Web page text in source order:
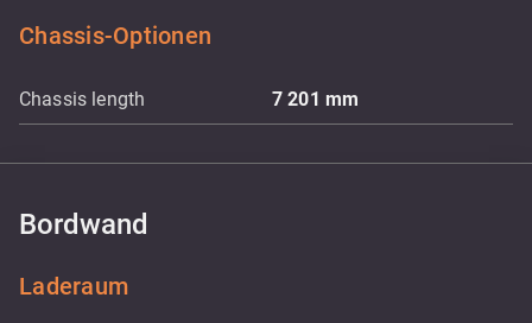
Chassis-Optionen
Chassis length 7 201 mm
Bordwand
Laderaum